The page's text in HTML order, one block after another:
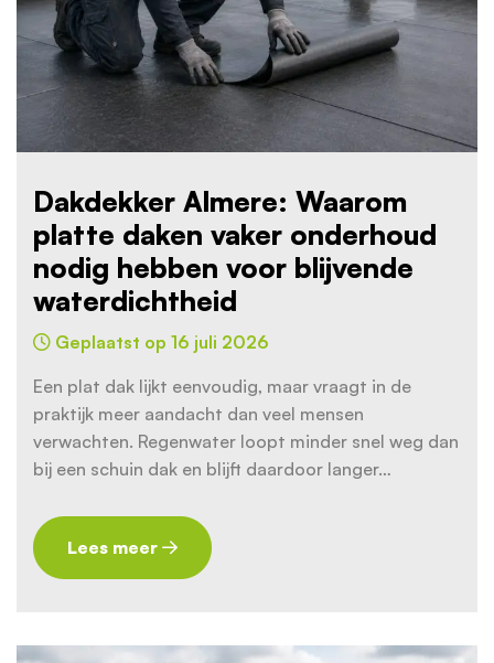
Dakdekker Almere: Waarom
platte daken vaker onderhoud
nodig hebben voor blijvende
waterdichtheid
Geplaatst op 16 juli 2026
Een plat dak lijkt eenvoudig, maar vraagt in de
praktijk meer aandacht dan veel mensen
verwachten. Regenwater loopt minder snel weg dan
bij een schuin dak en blijft daardoor langer…
Lees meer